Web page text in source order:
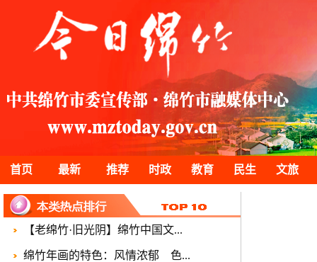
首页 最新 推荐 时政 教育 民生 文旅
【老绵竹·旧光阴】绵竹中国文...
绵竹年画的特色：风情浓郁 色...